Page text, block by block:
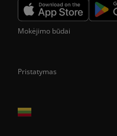
Mokėjimo būdai
Pristatymas